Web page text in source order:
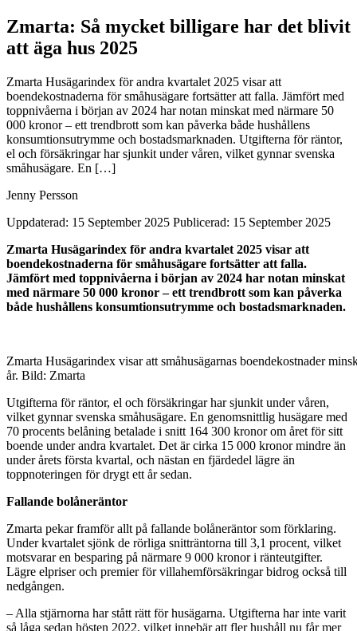
Zmarta: Så mycket billigare har det blivit
att äga hus 2025
Zmarta Husägarindex för andra kvartalet 2025 visar att
boendekostnaderna för småhusägare fortsätter att falla. Jämfört med
toppnivåerna i början av 2024 har notan minskat med närmare 50
000 kronor – ett trendbrott som kan påverka både hushållens
konsumtionsutrymme och bostadsmarknaden. Utgifterna för räntor,
el och försäkringar har sjunkit under våren, vilket gynnar svenska
småhusägare. En […]
Jenny Persson
Uppdaterad: 15 September 2025 Publicerad: 15 September 2025
Zmarta Husägarindex för andra kvartalet 2025 visar att
boendekostnaderna för småhusägare fortsätter att falla.
Jämfört med toppnivåerna i början av 2024 har notan minskat
med närmare 50 000 kronor – ett trendbrott som kan påverka
både hushållens konsumtionsutrymme och bostadsmarknaden.
Zmarta Husägarindex visar att småhusägarnas boendekostnader
år. Bild: Zmarta
Utgifterna för räntor, el och försäkringar har sjunkit under våren,
vilket gynnar svenska småhusägare. En genomsnittlig husägare med
70 procents belåning betalade i snitt 164 300 kronor om året för sitt
boende under andra kvartalet. Det är cirka 15 000 kronor mindre än
under årets första kvartal, och nästan en fjärdedel lägre än
toppnoteringen för drygt ett år sedan.
Fallande bolåneräntor
Zmarta pekar framför allt på fallande bolåneräntor som förklaring.
Under kvartalet sjönk de rörliga snitträntorna till 3,1 procent, vilket
motsvarar en besparing på närmare 9 000 kronor i ränteutgifter.
Lägre elpriser och premier för villahemförsäkringar bidrog också till
nedgången.
– Alla stjärnorna har stått rätt för husägarna. Utgifterna har inte varit
så låga sedan hösten 2022, vilket innebär att fler hushåll nu får mer